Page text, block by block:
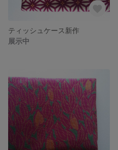
ティッシュケース新作
展示中